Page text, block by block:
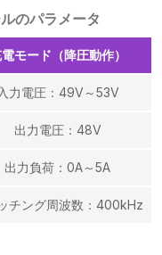
のパラメータ
モード（降圧動作）
入力電圧：49V～53V
出力電圧：48V
出力負荷：0A～5A
チング周波数：400kHz